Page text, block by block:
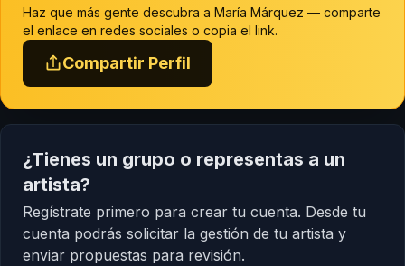
Haz que más gente descubra a María Márquez — comparte
el enlace en redes sociales o copia el link.
Compartir Perfil
¿Tienes un grupo o representas a un
artista?
Regístrate primero para crear tu cuenta. Desde tu
cuenta podrás solicitar la gestión de tu artista y
enviar propuestas para revisión.